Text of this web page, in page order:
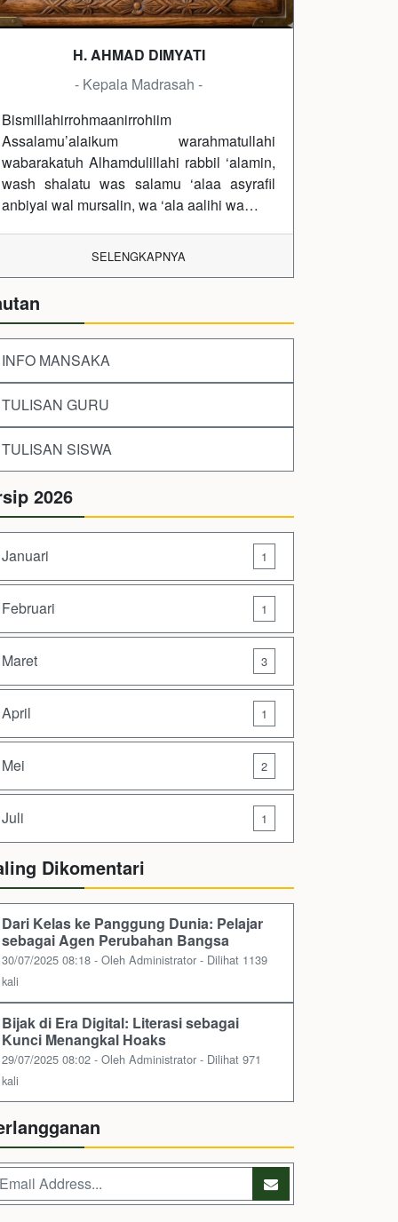
H. AHMAD DIMYATI
- Kepala Madrasah -
Bismillahirrohmaanirrohiim
Assalamu’alaikum warahmatullahi
wabarakatuh Alhamdulillahi rabbil ‘alamin,
wash shalatu was salamu ‘alaa asyrafil
anbiyai wal mursalin, wa ‘ala aalihi wa…
SELENGKAPNYA
INFO MANSAKA
TULISAN GURU
TULISAN SISWA
2026
Januari 1
Februari 1
Maret 3
April 1
Mei 2
Juli 1
Dikomentari
Dari Kelas ke Panggung Dunia: Pelajar
sebagai Agen Perubahan Bangsa
30/07/2025 08:18 - Oleh Administrator - Dilihat 1139
kali
Bijak di Era Digital: Literasi sebagai
Kunci Menangkal Hoaks
29/07/2025 08:02 - Oleh Administrator - Dilihat 971
kali